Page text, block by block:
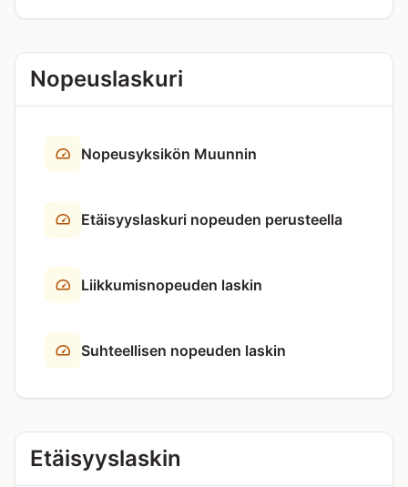
Nopeuslaskuri
Nopeusyksikön Muunnin
Etäisyyslaskuri nopeuden perusteella
Liikkumisnopeuden laskin
Suhteellisen nopeuden laskin
Etäisyyslaskin